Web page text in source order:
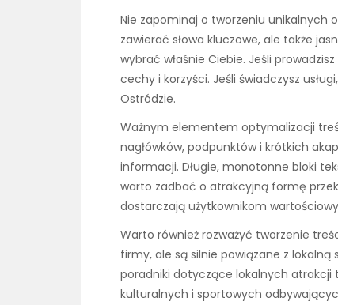
Nie zapominaj o tworzeniu unikalnych
zawierać słowa kluczowe, ale także
wybrać właśnie Ciebie. Jeśli
cechy i korzyści. Jeśli świadczysz
Ostródzie.
Ważnym elementem optymalizacji
nagłówków, podpunktów i krótkich
informacji. Długie, monotonne bloki
warto zadbać o atrakcyjną formę
dostarczają użytkownikom
Warto również rozważyć tworzenie
firmy, ale są silnie powiązane z
poradniki dotyczące lokalnych
kulturalnych i sportowych